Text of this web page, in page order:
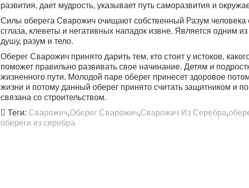
развития, дает мудрость, указывает путь саморазвития и
Силы оберега Сварожич очищают собственный Разум человека
сглаза, клеветы и негативных нападок извне. Является одним
душу, разум и тело.
Оберег Сварожич принято дарить тем, кто стоит у истоков,
поможет правильно развивать свое начинание. Детям и
жизненного пути. Молодой паре оберег принесет здоровое
жизни и потому данный оберег принято считать защитником и
связана со строительством.
Теги: Сварожич,Оберег Сварожич,Сварожич Из Серебра,
обереги из серебра